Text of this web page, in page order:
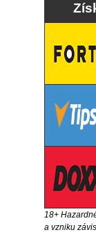
18+
a vzniku